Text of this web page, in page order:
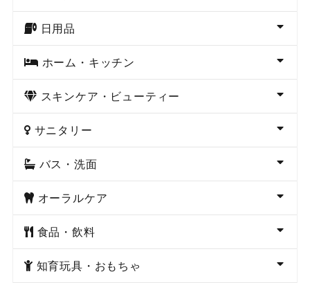
日用品
ホーム・キッチン
スキンケア・ビューティー
サニタリー
バス・洗面
オーラルケア
食品・飲料
知育玩具・おもちゃ